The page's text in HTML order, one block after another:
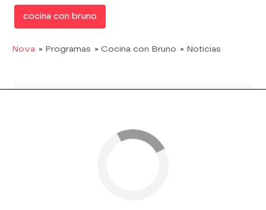
cocina con bruno
Nova » Programas » Cocina con Bruno » Noticias